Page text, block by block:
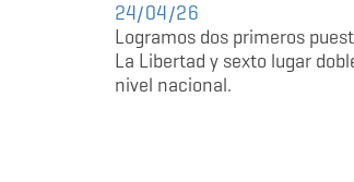
24/04/26
Logramos dos primeros
La Libertad y sexto lugar
nivel nacional.